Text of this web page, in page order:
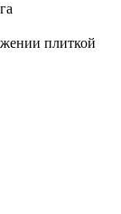
плиткой